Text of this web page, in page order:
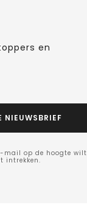
en
NIEUWSBRIEF
mail op de hoogte wilt
intrekken.